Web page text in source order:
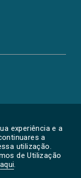
experiência e a
a
utilização.
de Utilização
aqui.